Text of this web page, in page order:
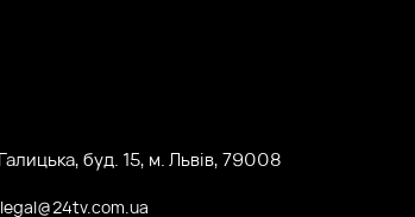
буд. 15, м. Львів, 79008
legal@24tv.com.ua